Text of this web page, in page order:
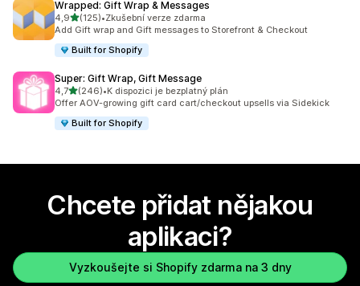
Wrapped: Gift Wrap & Messages
4,9z 5 hvězd
(125)
Celkový počet recenzí: 125
•Zkušební verze zdarma
Add Gift wrap and Gift messages to Storefront & Checkout
Built for Shopify
Super: Gift Wrap, Gift Message
4,7z 5 hvězd
(246)
Celkový počet recenzí: 246
•K dispozici je bezplatný plán
Offer AOV-growing gift card cart/checkout upsells via Sidekick
Built for Shopify
Chcete přidat nějakou
aplikaci?
Vyzkoušejte si Shopify zdarma na 3 dny